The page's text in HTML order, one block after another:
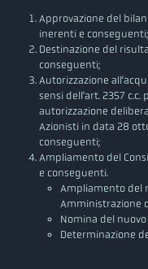
Approvazione del
inerenti e conseguenti;
Destinazione del
conseguenti;
Autorizzazione
sensi dell’art. 2357
autorizzazione
Azionisti in data 28
conseguenti;
Ampliamento del
e conseguenti.
Ampliamento del
Amministrazione
Nomina del
Determinazione